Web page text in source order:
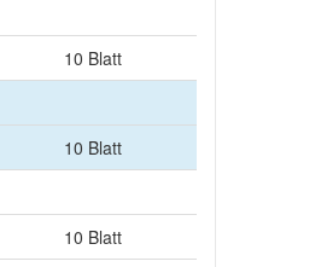
10 Blatt
10 Blatt
10 Blatt